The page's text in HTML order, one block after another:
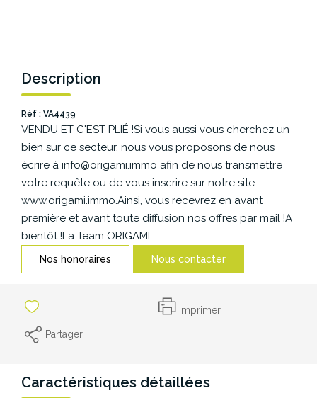
ESPACE BAILLEURS
ESPACE VENDEUR
CONTACT
Description
Réf : VA4439
VENDU ET C'EST PLIÉ !Si vous aussi vous cherchez un
bien sur ce secteur, nous vous proposons de nous
écrire à info@origami.immo afin de nous transmettre
votre requête ou de vous inscrire sur notre site
www.origami.immo.Ainsi, vous recevrez en avant
première et avant toute diffusion nos offres par mail !A
bientôt !La Team ORIGAMI
Nos honoraires Nous contacter
Imprimer
Partager
Caractéristiques détaillées